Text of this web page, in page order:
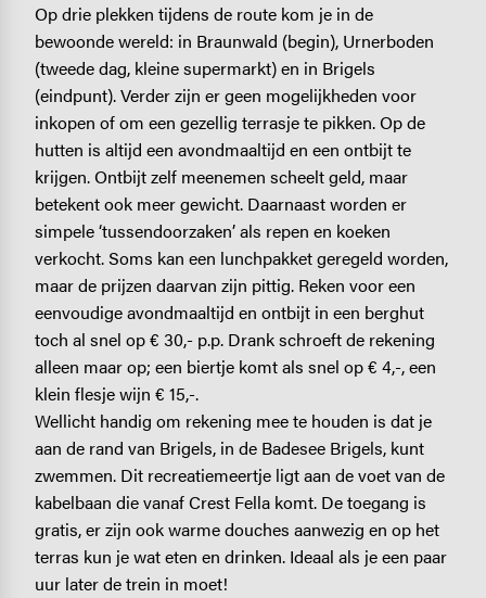
Op drie plekken tijdens de route kom je in de
bewoonde wereld: in Braunwald (begin), Urnerboden
(tweede dag, kleine supermarkt) en in Brigels
(eindpunt). Verder zijn er geen mogelijkheden voor
inkopen of om een gezellig terrasje te pikken. Op de
hutten is altijd een avondmaaltijd en een ontbijt te
krijgen. Ontbijt zelf meenemen scheelt geld, maar
betekent ook meer gewicht. Daarnaast worden er
simpele ‘tussendoorzaken’ als repen en koeken
verkocht. Soms kan een lunchpakket geregeld worden,
maar de prijzen daarvan zijn pittig. Reken voor een
eenvoudige avondmaaltijd en ontbijt in een berghut
toch al snel op € 30,- p.p. Drank schroeft de rekening
alleen maar op; een biertje komt als snel op € 4,-, een
klein flesje wijn € 15,-.
Wellicht handig om rekening mee te houden is dat je
aan de rand van Brigels, in de Badesee Brigels, kunt
zwemmen. Dit recreatiemeertje ligt aan de voet van de
kabelbaan die vanaf Crest Fella komt. De toegang is
gratis, er zijn ook warme douches aanwezig en op het
terras kun je wat eten en drinken. Ideaal als je een paar
uur later de trein in moet!